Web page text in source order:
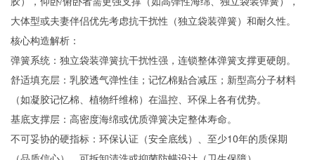
大体型或夫妻伴侣优先考虑抗干扰性（独立袋装弹簧）和耐久性。
核心构造解析：
弹簧系统：独立袋装弹簧抗干扰性强，连锁整体弹簧支撑更硬朗。
舒适填充层：乳胶透气弹性佳；记忆棉贴合减压；新型高分子材料
（如凝胶记忆棉、植物纤维棉）在温控、环保上各有优势。
基底支撑层：高密度海绵或优质弹簧决定整体寿命。
不可妥协的硬指标：环保认证（安全底线）、至少10年的质保期